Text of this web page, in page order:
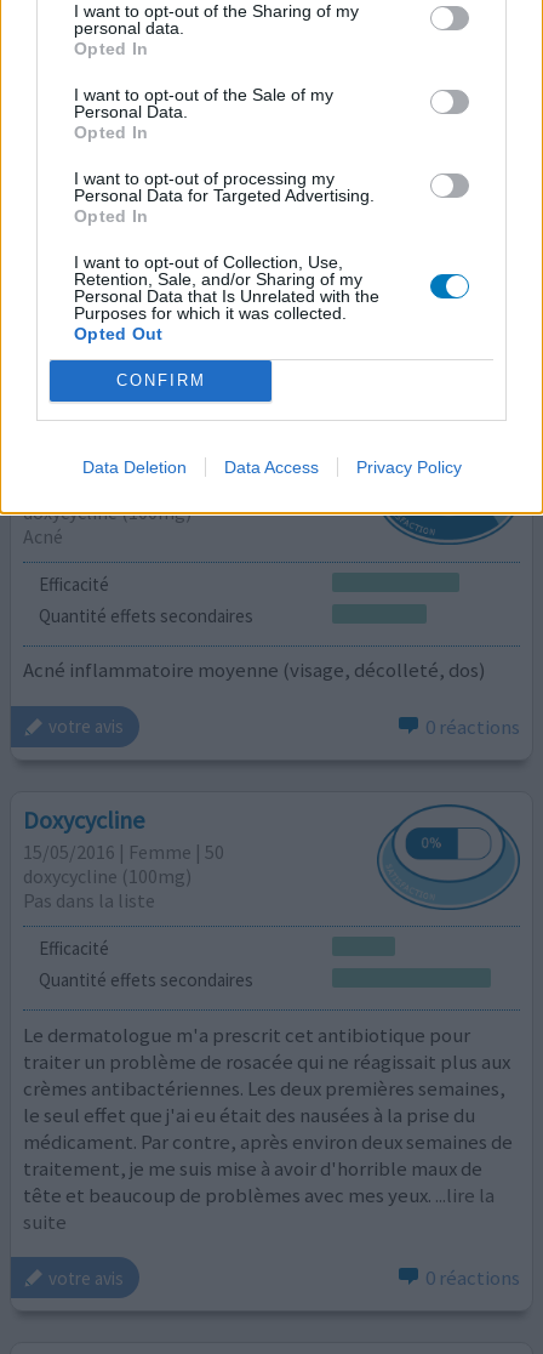
I want to opt-out of the Sharing of my
personal data.
Opted In
I want to opt-out of the Sale of my
Personal Data.
Opted In
I want to opt-out of processing my
Personal Data for Targeted Advertising.
Opted In
I want to opt-out of Collection, Use,
Retention, Sale, and/or Sharing of my
Personal Data that Is Unrelated with the
Purposes for which it was collected.
Opted Out
CONFIRM
Data Deletion Data Access Privacy Policy
Efficacité
Quantité effets secondaires
j'utilise ce médicament (pour 3 mis) depuis plusieurs
semaine maintenant( j'ai demander a mon médecin un
antibiotique et il m'a donné celui ci). J'ai vu une nette
amélioration de ma peau la 1ere semaine d'utilisation
(plus de bouton ,peau clin juste légères cicatrices) mais a
la venu de mes règles tous mes bouton sont revenus,
l'horreur. Depuis la fin de mes règles je n'a
...lire la suite
votre avis 0 réactions
Doxycycline
doxycycline (100mg)
Acné
Efficacité
Quantité effets secondaires
Acné inflammatoire moyenne (visage, décolleté, dos)
votre avis 0 réactions
Doxycycline
15/05/2016 | Femme | 50
doxycycline (100mg)
Pas dans la liste
Efficacité
Quantité effets secondaires
Le dermatologue m'a prescrit cet antibiotique pour
traiter un problème de rosacée qui ne réagissait plus aux
crèmes antibactériennes. Les deux premières semaines,
le seul effet que j'ai eu était des nausées à la prise du
médicament. Par contre, après environ deux semaines de
traitement, je me suis mise à avoir d'horrible maux de
tête et beaucoup de problèmes avec mes yeux. ...lire la
suite
votre avis 0 réactions